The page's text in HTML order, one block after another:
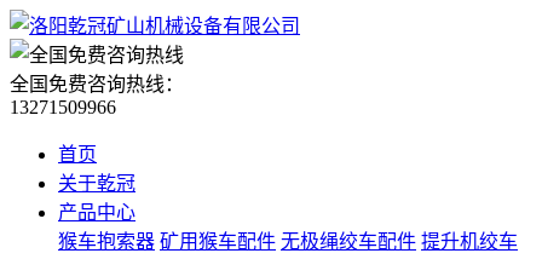
全国免费咨询热线：
13271509966
首页
关于乾冠
产品中心
猴车抱索器 矿用猴车配件 无极绳绞车配件 提升机绞车